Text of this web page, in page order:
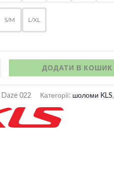
S/M L/XL
ДОДАТИ В КОШИК
Daze 022 Категорії: шоломи KLS,